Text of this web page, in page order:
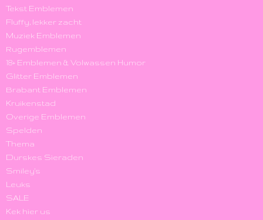
Tekst Emblemen
Fluffy, lekker zacht
Muziek Emblemen
Rugemblemen
18+ Emblemen & Volwassen Humor
Glitter Emblemen
Brabant Emblemen
Kruikenstad
Overige Emblemen
Spelden
Thema
Durskes Sieraden
Smiley's
Leuks
SALE
Kek hier us